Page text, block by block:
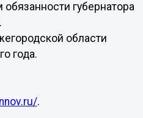
губернатора
области
года.
.